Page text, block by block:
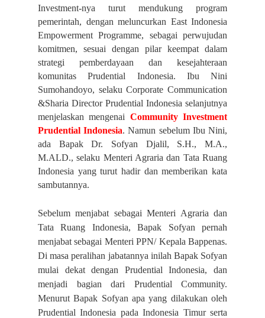
Investment-nya turut mendukung program
pemerintah, dengan meluncurkan East Indonesia
Empowerment Programme, sebagai perwujudan
komitmen, sesuai dengan pilar keempat dalam
strategi pemberdayaan dan kesejahteraan
komunitas Prudential Indonesia. Ibu Nini
Sumohandoyo, selaku Corporate Communication
&Sharia Director Prudential Indonesia selanjutnya
menjelaskan mengenai Community Investment
Prudential Indonesia. Namun sebelum Ibu Nini,
ada Bapak Dr. Sofyan Djalil, S.H., M.A.,
M.ALD., selaku Menteri Agraria dan Tata Ruang
Indonesia yang turut hadir dan memberikan kata
sambutannya.
Sebelum menjabat sebagai Menteri Agraria dan
Tata Ruang Indonesia, Bapak Sofyan pernah
menjabat sebagai Menteri PPN/ Kepala Bappenas.
Di masa peralihan jabatannya inilah Bapak Sofyan
mulai dekat dengan Prudential Indonesia, dan
menjadi bagian dari Prudential Community.
Menurut Bapak Sofyan apa yang dilakukan oleh
Prudential Indonesia pada Indonesia Timur serta